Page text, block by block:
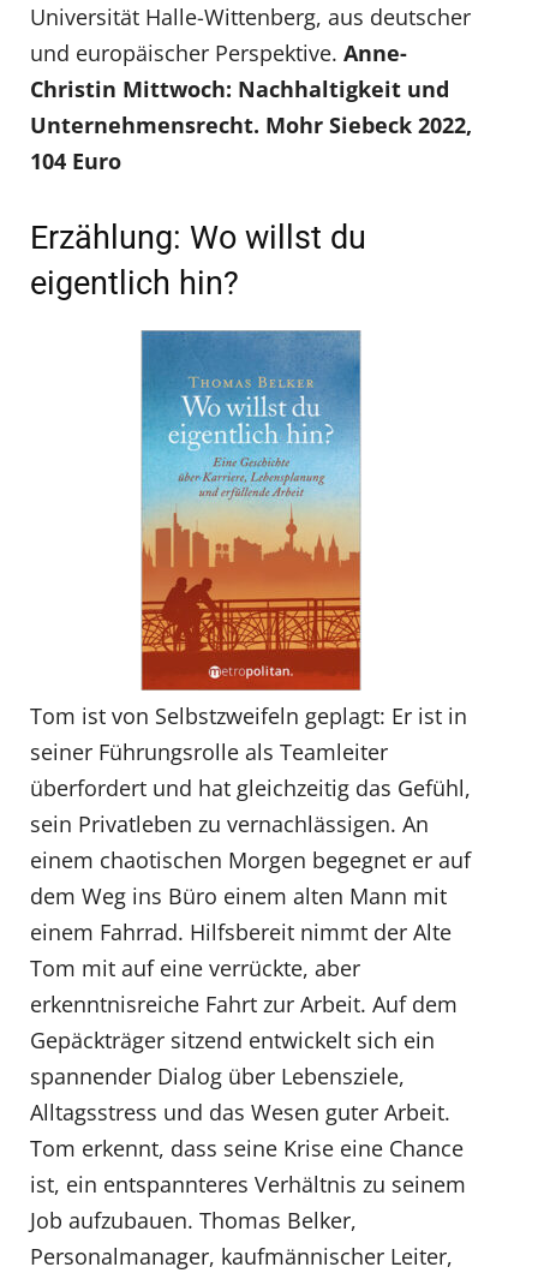
Universität Halle-Wittenberg, aus deutscher
und europäischer Perspektive. Anne-
Christin Mittwoch: Nachhaltigkeit und
Unternehmensrecht. Mohr Siebeck 2022,
104 Euro
Erzählung: Wo willst du
eigentlich hin?
Tom ist von Selbstzweifeln geplagt: Er ist in
seiner Führungsrolle als Teamleiter
überfordert und hat gleichzeitig das Gefühl,
sein Privatleben zu vernachlässigen. An
einem chaotischen Morgen begegnet er auf
dem Weg ins Büro einem alten Mann mit
einem Fahrrad. Hilfsbereit nimmt der Alte
Tom mit auf eine verrückte, aber
erkenntnisreiche Fahrt zur Arbeit. Auf dem
Gepäckträger sitzend entwickelt sich ein
spannender Dialog über Lebensziele,
Alltagsstress und das Wesen guter Arbeit.
Tom erkennt, dass seine Krise eine Chance
ist, ein entspannteres Verhältnis zu seinem
Job aufzubauen. Thomas Belker,
Personalmanager, kaufmännischer Leiter,